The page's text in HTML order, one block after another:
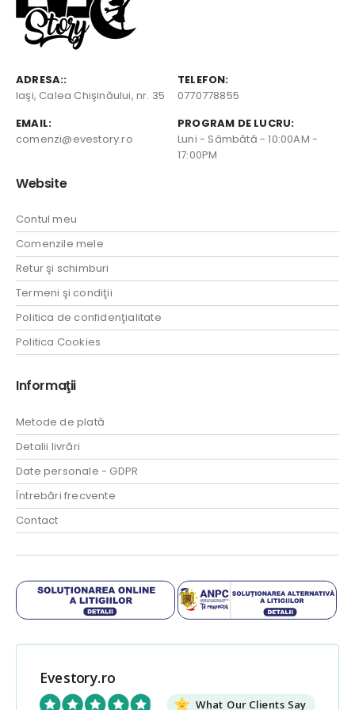
ADRESA::
Iaşi, Calea Chişinăului, nr. 35
TELEFON:
0770778855
EMAIL:
comenzi@evestory.ro
PROGRAM DE LUCRU:
Luni - Sâmbătă - 10:00AM -
17:00PM
Website
Contul meu
Comenzile mele
Retur şi schimburi
Termeni şi condiţii
Politica de confidenţialitate
Politica Cookies
Informaţii
Metode de plată
Detalii livrări
Date personale - GDPR
Întrebări frecvente
Contact
Evestory.ro
What Our Clients Say